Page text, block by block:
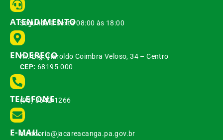
ATENDIMENTO
Segunda à Sexta 08:00 às 18:00
ENDEREÇO
Av. Brg. Haroldo Coimbra Veloso, 34 – Centro
CEP: 68195-000
TELEFONE
(93) 3542-1266
E-MAIL
ouvidoria@jacareacanga.pa.gov.br